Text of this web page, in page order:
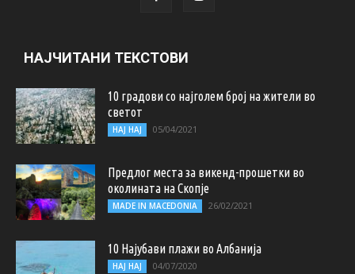
НАЈЧИТАНИ ТЕКСТОВИ
10 градови со најголем број на жители во
светот
НАЈ НАЈ 05/04/2021
Предлог места за викенд-прошетки во
околината на Скопје
MADE IN MACEDONIA 26/02/2021
10 Најубави плажи во Албанија
НАЈ НАЈ 04/07/2020